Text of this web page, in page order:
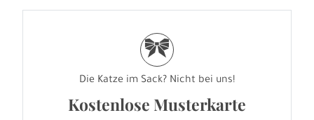
r
Die Katze im Sack? Nicht bei uns!
Kostenlose Musterkarte